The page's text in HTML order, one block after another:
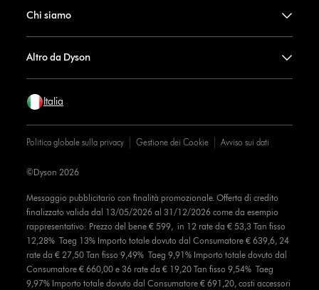
Chi siamo
Altro da Dyson
Italia
Politica globale sulla privacy Gestione dei Cookie Avviso sui dati
Messaggio pubblicitario con finalità promozionale. Offerta di credito
finalizzato valida dal 13/05/2026 al 31/12/2026 come da esempio
rappresentativo: Prezzo del bene € 599, in 12 rate da € 53,3 Tan fisso
12,28% Taeg 13% Importo totale dovuto dal Consumatore € 639,6, 24
rate da € 27,50 Tan fisso 9,49% Taeg 9,91% Importo totale dovuto dal
Consumatore € 660,00 e 36 rate da € 19,20 Tan fisso 9,54% Taeg
9,97% Importo totale dovuto dal Consumatore € 691,20, costi accessori
©Dyson 2026